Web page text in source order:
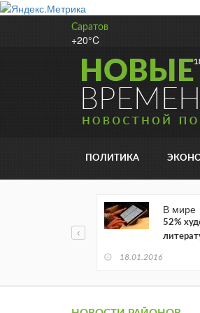
Саратов
+20°C
ПОЛИТИКА
В мире
52%
18.01.2016